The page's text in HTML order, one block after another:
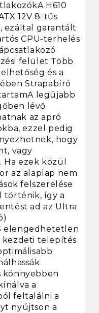
H610
12V 8-tűs
ezáltal garantált
CPU-terhelés
felület Több
és a
Strapabíró
legújabb
lévő
az apró
ezzel pedig
hogy
vagy
ezek közül
az alaplap nem
felszerelése
történik, így a
ad az Ultra
elengedhetetlen
kezdeti telepítés
könnyebben
a
feltalálni a
nyújtson a